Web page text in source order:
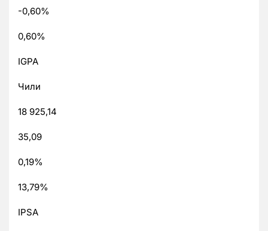
-0,60%
0,60%
IGPA
Чили
18 925,14
35,09
0,19%
13,79%
IPSA